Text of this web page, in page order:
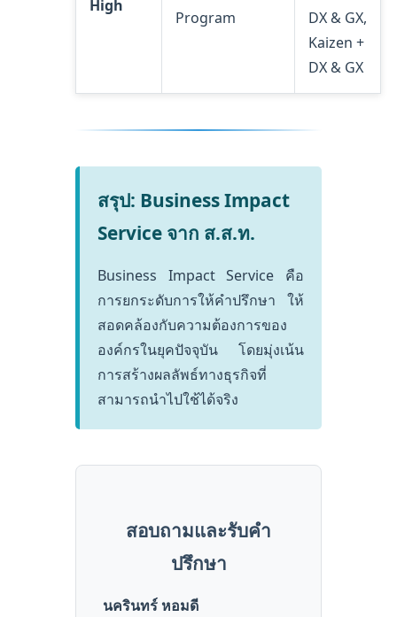
High
Program
DX & GX,
Kaizen +
DX & GX
สรุป: Business Impact
Service จาก ส.ส.ท.
Business Impact Service คือ
การยกระดับการให้คำปรึกษา ให้
สอดคล้องกับความต้องการของ
องค์กรในยุคปัจจุบัน โดยมุ่งเน้น
การสร้างผลลัพธ์ทางธุรกิจที่
สามารถนำไปใช้ได้จริง
สอบถามและรับคำ
ปรึกษา
นครินทร์ หอมดี